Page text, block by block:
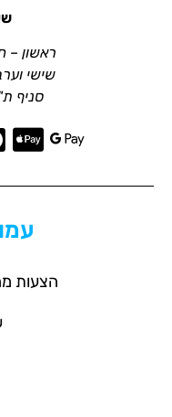
ראשון – חמישי:
שישי וערבי חג:
סניף ת"א:
הצעות